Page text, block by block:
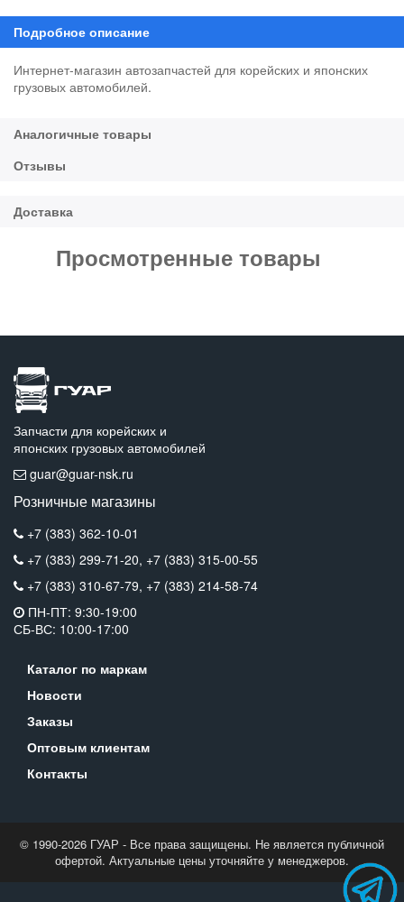
Интернет-магазин автозапчастей для корейских и японских
грузовых автомобилей.
Просмотренные товары
Запчасти для корейских и
японских грузовых автомобилей
guar@guar-nsk.ru
Розничные магазины
+7 (383) 362-10-01
+7 (383) 299-71-20, +7 (383) 315-00-55
+7 (383) 310-67-79, +7 (383) 214-58-74
ПН-ПТ: 9:30-19:00
СБ-ВС: 10:00-17:00
Каталог по маркам
Новости
Заказы
Оптовым клиентам
Контакты
© 1990-2026 ГУАР - Все права защищены. Не является публичной
офертой. Актуальные цены уточняйте у менеджеров.